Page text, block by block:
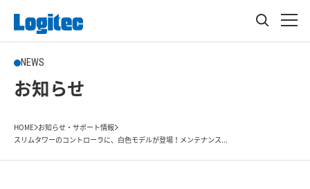
NEWS
お知らせ
HOME お知らせ・サポート情報
スリムタワーのコントローラに、白色モデルが登場！メンテナンス...